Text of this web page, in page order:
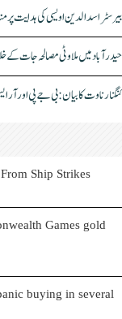
بیرسٹر اسدالدین اویسی کی ہدایت پر
حیدرآباد میں ملاوٹی مصالحہ جات کے خلاف بڑا کریک ڈاؤن،
کنگنا رناوت کا بیان: بی جے پی اور
Ship Strikes
Games gold
buying in several